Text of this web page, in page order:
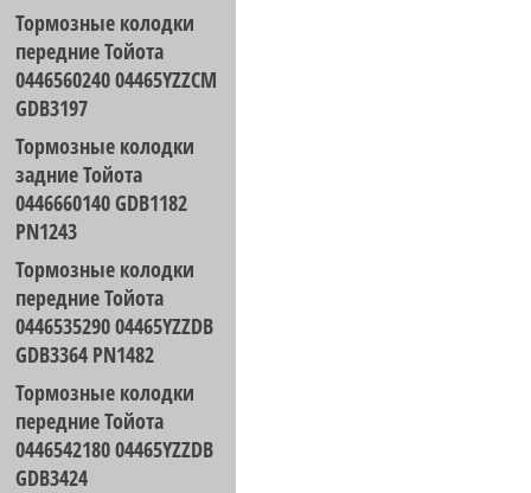
Тормозные колодки
передние Тойота
0446560240 04465YZZCM
GDB3197
Тормозные колодки
задние Тойота
0446660140 GDB1182
PN1243
Тормозные колодки
передние Тойота
0446535290 04465YZZDB
GDB3364 PN1482
Тормозные колодки
передние Тойота
0446542180 04465YZZDB
GDB3424